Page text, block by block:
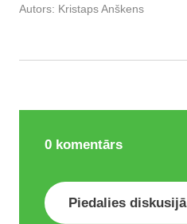
Autors: Kristaps Anškens
0 komentārs
Piedalies diskusijā